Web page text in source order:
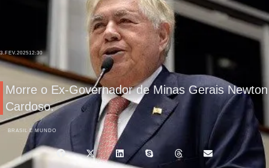
3.FEV.202512:30
Morre o Ex-Governador de Minas Gerais Newton
Cardoso.
BRASIL E MUNDO